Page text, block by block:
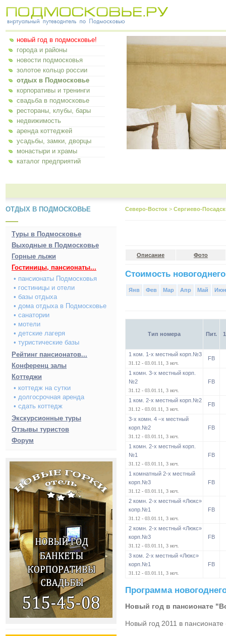
новый год в подмосковье!
города и районы
новости подмосковья
золотое кольцо россии
отдых в Подмосковье
корпоративы и тренинги
свадьба в подмосковье
рестораны, клубы, бары
недвижимость
аренда коттеджей
усадьбы, замки, дворцы
монастыри и храмы
каталог предприятий
ОТДЫХ В ПОДМОСКОВЬЕ
Туры в Подмосковье
Выходные в Подмосковье
Горные лыжи
Гостиницы, пансионаты...
• пансионаты Подмосковья
• гостиницы и отели
• базы отдыха
• дома отдыха в Подмосковье
• санатории
• мотели
• детские лагеря
• туристические базы
Рейтинг пансионатов...
Конференц залы
Коттеджи
• коттедж на сутки
• долгосрочная аренда
• сдать коттедж
Экскурсионные туры
Отзывы туристов
Форум
Северо-Восток > Сергиево-
Описание Фото
Стоимость
Янв Фев Мар Апр Май Июн
Тип номера Пит.
1 ком. 1-х местный корп.№3
31.12 - 03.01.11, 3 ноч.
FB
1 комн. 3-х местный корп.
№2
31.12 - 03.01.11, 3 ноч.
FB
1 ком. 2-х местный корп.№2
31.12 - 03.01.11, 3 ноч.
FB
3-х комн. 4 –х местный
корп.№2
31.12 - 03.01.11, 3 ноч.
FB
1 комн. 2-х местный корп.
№1
31.12 - 03.01.11, 3 ноч.
FB
1 комнатный 2-х местный
корп.№3
31.12 - 03.01.11, 3 ноч.
FB
2 комн. 2-х местный «Люкс»
копр.№1
31.12 - 03.01.11, 3 ноч.
FB
2 комн. 2-х местный «Люкс»
корп.№3
31.12 - 03.01.11, 3 ноч.
FB
3 ком. 2-х местный «Люкс»
корп.№1
31.12 - 03.01.11, 3 ноч.
FB
Программа
Новый год в пансионате
Новый год 2011 в